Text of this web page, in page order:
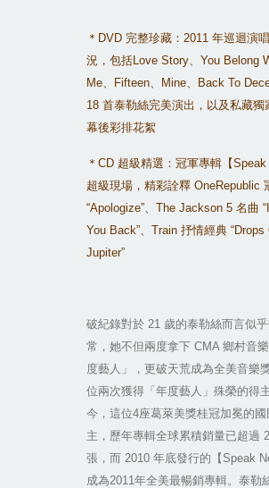
＊ DVD 完整珍藏： 2011 年巡迴演
況，包括Love Story、 You Belong
Me、 Fifteen、 Mine、 Back To
18 首泰勒絲完美演出，以及私藏獨
幕後彩排花絮
＊ CD 超級精選：冠軍專輯【Speak
超級現場，精彩詮釋OneRepublic
“Apologize”、 The Jackson 5 名曲
You Back”、 Train 抒情經典“Drops
Jupiter”
破紀錄對於 21 歲的泰勒絲而言似
常，她不但兩度拿下 CMA 鄉村音
度藝人」，更破天荒成為全美音樂
位兩次獲得「年度藝人」殊榮的得
今，這位4座葛萊美獎桂冠加冕的國
主，歷年專輯全球累積銷量已超過 2
張，而 2010 年底發行的【 Speak
成為2011年全美最暢銷專輯。泰勒